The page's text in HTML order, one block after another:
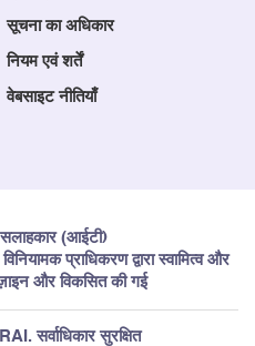
सूचना का अधिकार
नियम एवं शर्तें
वेबसाइट नीतियाँ
(आईटी)
प्राधिकरण द्वारा स्वामित्व और
और विकसित की गई
सर्वाधिकार सुरक्षित